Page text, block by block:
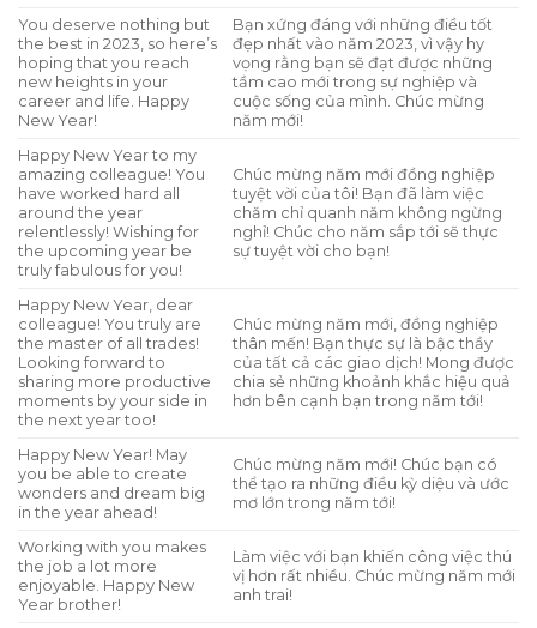
You deserve nothing but
the best in 2023, so here’s
hoping that you reach
new heights in your
career and life. Happy
New Year!
Bạn xứng đáng với những điều tốt
đẹp nhất vào năm 2023, vì vậy hy
vọng rằng bạn sẽ đạt được những
tầm cao mới trong sự nghiệp và
cuộc sống của mình. Chúc mừng
năm mới!
Happy New Year to my
amazing colleague! You
have worked hard all
around the year
relentlessly! Wishing for
the upcoming year be
truly fabulous for you!
Chúc mừng năm mới đồng nghiệp
tuyệt vời của tôi! Bạn đã làm việc
chăm chỉ quanh năm không ngừng
nghỉ! Chúc cho năm sắp tới sẽ thực
sự tuyệt vời cho bạn!
Happy New Year, dear
colleague! You truly are
the master of all trades!
Looking forward to
sharing more productive
moments by your side in
the next year too!
Chúc mừng năm mới, đồng nghiệp
thân mến! Bạn thực sự là bậc thầy
của tất cả các giao dịch! Mong được
chia sẻ những khoảnh khắc hiệu quả
hơn bên cạnh bạn trong năm tới!
Happy New Year! May
you be able to create
wonders and dream big
in the year ahead!
Chúc mừng năm mới! Chúc bạn có
thể tạo ra những điều kỳ diệu và ước
mơ lớn trong năm tới!
Working with you makes
the job a lot more
enjoyable. Happy New
Year brother!
Làm việc với bạn khiến công việc thú
vị hơn rất nhiều. Chúc mừng năm mới
anh trai!